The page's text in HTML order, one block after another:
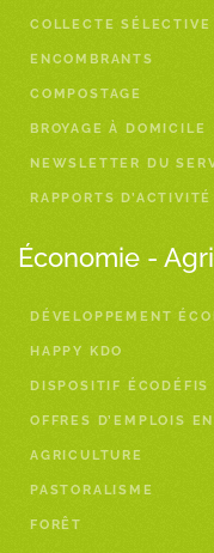
COLLECTE SÉLECTIVE
ENCOMBRANTS
COMPOSTAGE
BROYAGE À DOMICILE
NEWSLETTER DU
RAPPORTS D’ACTIVITÉ
Économie -
DÉVELOPPEMENT
HAPPY KDO
DISPOSITIF ÉCODÉFIS
OFFRES D’EMPLOIS
AGRICULTURE
PASTORALISME
FORÊT